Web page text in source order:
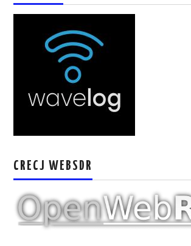
AUTENTIFICACIÓN DE MIEMBROS DEL
CRECJ WEBSDR